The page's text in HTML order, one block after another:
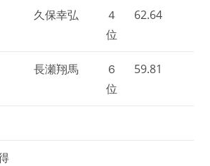
久保幸弘
４
位
62.64
長瀬翔馬
６
位
59.81